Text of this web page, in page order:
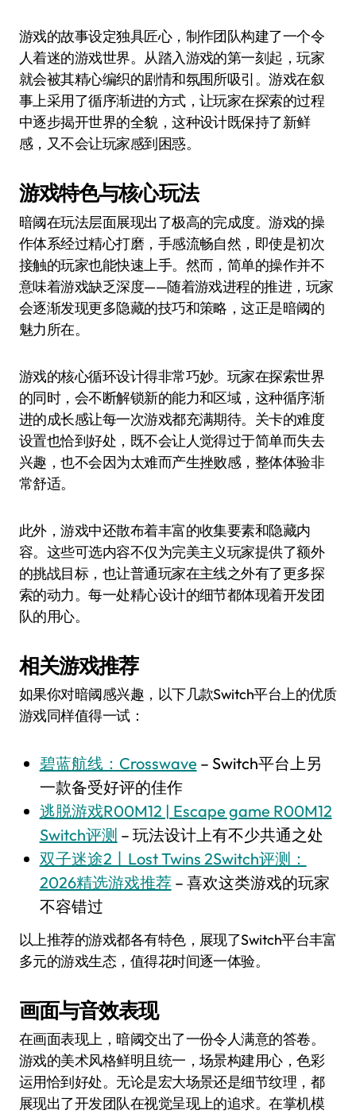
游戏的故事设定独具匠心，制作团队构建了一个令
人着迷的游戏世界。从踏入游戏的第一刻起，玩家
就会被其精心编织的剧情和氛围所吸引。游戏在叙
事上采用了循序渐进的方式，让玩家在探索的过程
中逐步揭开世界的全貌，这种设计既保持了新鲜
感，又不会让玩家感到困惑。
游戏特色与核心玩法
暗阈在玩法层面展现出了极高的完成度。游戏的操
作体系经过精心打磨，手感流畅自然，即使是初次
接触的玩家也能快速上手。然而，简单的操作并不
意味着游戏缺乏深度——随着游戏进程的推进，玩家
会逐渐发现更多隐藏的技巧和策略，这正是暗阈的
魅力所在。
游戏的核心循环设计得非常巧妙。玩家在探索世界
的同时，会不断解锁新的能力和区域，这种循序渐
进的成长感让每一次游戏都充满期待。关卡的难度
设置也恰到好处，既不会让人觉得过于简单而失去
兴趣，也不会因为太难而产生挫败感，整体体验非
常舒适。
此外，游戏中还散布着丰富的收集要素和隐藏内
容。这些可选内容不仅为完美主义玩家提供了额外
的挑战目标，也让普通玩家在主线之外有了更多探
索的动力。每一处精心设计的细节都体现着开发团
队的用心。
相关游戏推荐
如果你对暗阈感兴趣，以下几款Switch平台上的优质
游戏同样值得一试：
碧蓝航线：Crosswave – Switch平台上另
一款备受好评的佳作
逃脱游戏R00M12 | Escape game R00M12
Switch评测 – 玩法设计上有不少共通之处
双子迷途2丨Lost Twins 2Switch评测：
2026精选游戏推荐– 喜欢这类游戏的玩家
不容错过
以上推荐的游戏都各有特色，展现了Switch平台丰富
多元的游戏生态，值得花时间逐一体验。
画面与音效表现
在画面表现上，暗阈交出了一份令人满意的答卷。
游戏的美术风格鲜明且统一，场景构建用心，色彩
运用恰到好处。无论是宏大场景还是细节纹理，都
展现出了开发团队在视觉呈现上的追求。在掌机模